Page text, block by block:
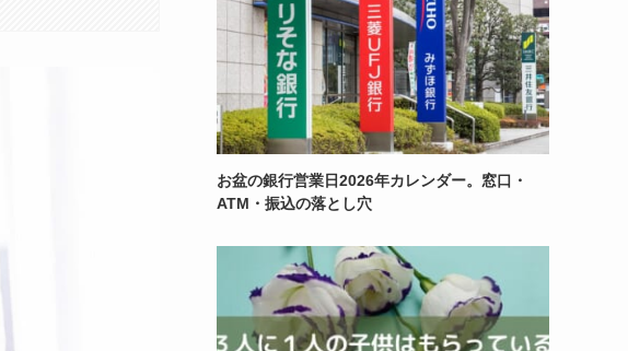
お盆の銀行営業日2026年カレンダー。窓口・
ATM・振込の落とし穴